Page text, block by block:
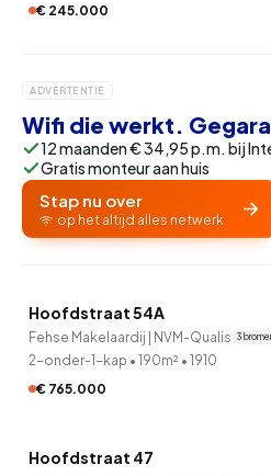
€ 245.000
ADVERTENTIE
Wifi die werkt.
12 maanden € 34,95 p.m. bij
Gratis monteur aan huis
Stap nu over
op het altijd alles netwerk
Hoofdstraat 54A
Fehse Makelaardij | NVM-Qualis 3
2-onder-1-kap • 190m² • 1910
€ 765.000
Hoofdstraat 47